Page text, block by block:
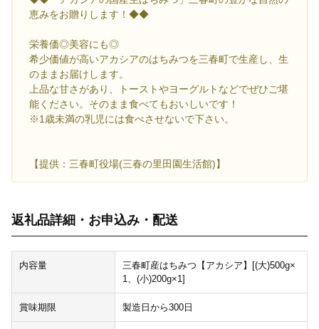
恵みをお贈りします！◆◆
栄養価◎美容にも◎
希少価値が高いアカシアのはちみつを三春町で生産し、生
のままお届けします。
上品な甘さがあり、トーストやヨーグルトなどでぜひご堪
能ください。そのまま食べてもおいしいです！
※1歳未満の乳児には食べさせないで下さい。
【提供：三春町役場(三春の里田園生活館)】
返礼品詳細・お申込み・配送
内容量
三春町産はちみつ【アカシア】[(大)500g×
1、(小)200g×1]
賞味期限 製造日から300日